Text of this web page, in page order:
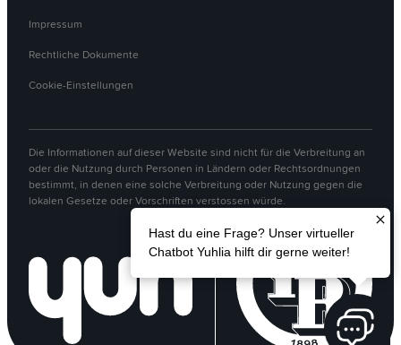
Impressum
Rechtliche Dokumente
Cookie-Einstellungen
Die Informationen auf dieser Website sind nicht für die Verbreitung an
oder die Nutzung durch Personen in Ländern oder Rechtsordnungen
bestimmt, in denen eine solche Verbreitung oder Nutzung gegen die
lokalen Gesetze oder Vorschriften verstossen würde.
Hast du eine Frage? Unser virtueller
Chatbot Yuhlia hilft dir gerne weiter!